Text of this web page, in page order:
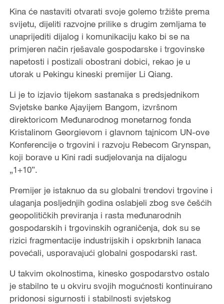
Kina će nastaviti otvarati svoje golemo tržište prema
svijetu, dijeliti razvojne prilike s drugim zemljama te
unaprijediti dijalog i komunikaciju kako bi se na
primjeren način rješavale gospodarske i trgovinske
napetosti i postizali obostrani dobici, rekao je u
utorak u Pekingu kineski premijer Li Qiang.
Li je to izjavio tijekom sastanaka s predsjednikom
Svjetske banke Ajayijem Bangom, izvršnom
direktoricom Međunarodnog monetarnog fonda
Kristalinom Georgievom i glavnom tajnicom UN-ove
Konferencije o trgovini i razvoju Rebecom Grynspan,
koji borave u Kini radi sudjelovanja na dijalogu
„1+10”.
Premijer je istaknuo da su globalni trendovi trgovine i
ulaganja posljednjih godina oslabjeli zbog sve češćih
geopolitičkih previranja i rasta međunarodnih
gospodarskih i trgovinskih ograničenja, dok su se
rizici fragmentacije industrijskih i opskrbnih lanaca
povećali, usporavajući globalni gospodarski rast.
U takvim okolnostima, kinesko gospodarstvo ostalo
je stabilno te u okviru svojih mogućnosti kontinuirano
pridonosi sigurnosti i stabilnosti svjetskog